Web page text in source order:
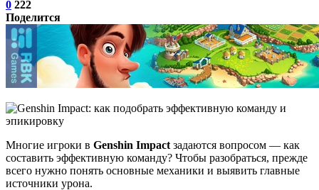
0 222
Поделится
Многие игроки в Genshin Impact задаются вопросом — как
составить эффективную команду? Чтобы разобраться, прежде
всего нужно понять основные механики и выявить главные
источники урона.